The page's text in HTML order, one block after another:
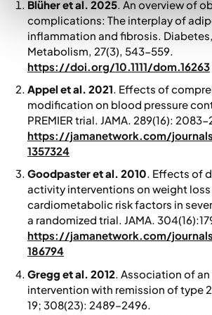
Blüher et al. 2025. An overview of
complications: The interplay of
inflammation and fibrosis.
Metabolism , 27(3), 543-559.
https://doi.org/10.1111/dom.16263
Appel et al. 2021. Effects of
modification on blood pressure
PREMIER trial. JAMA. 289(16): 2083-
https://jamanetwork.com/
1357324
Goodpaster et al. 2010. Effects of
activity interventions on weight loss
cardiometabolic risk factors in
a randomized trial. JAMA.
https://jamanetwork.com/
186794
Gregg et al. 2012 . Association of
intervention with remission of type 2
19; 308(23): 2489–2496.